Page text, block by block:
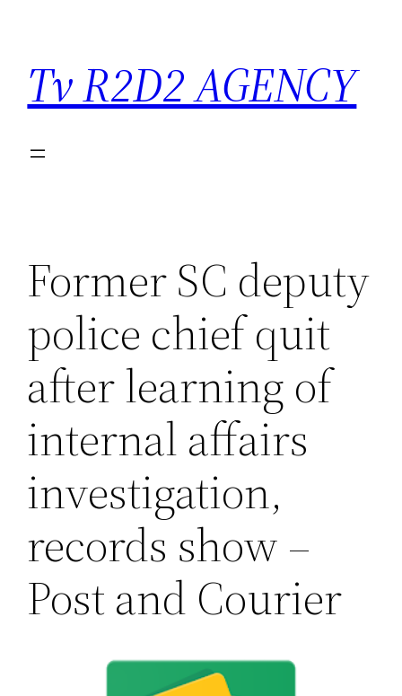
conteúdo
Tv R2D2 AGENCY
Former SC deputy
police chief quit
after learning of
internal affairs
investigation,
records show –
Post and Courier